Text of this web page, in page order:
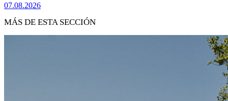
07.08.2026
MÁS DE ESTA SECCIÓN